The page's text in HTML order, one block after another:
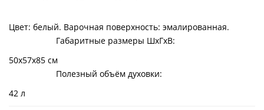
Цвет: белый. Варочная поверхность: эмалированная.
Габаритные размеры ШхГхВ:
50х57х85 см
Полезный объём духовки:
42 л